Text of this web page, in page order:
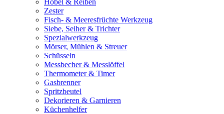
Hobel & Reiben
Zester
Fisch- & Meeresfrüchte Werkzeug
Siebe, Seiher & Trichter
Spezialwerkzeug
Mörser, Mühlen & Streuer
Schüsseln
Messbecher & Messlöffel
Thermometer & Timer
Gasbrenner
Spritzbeutel
Dekorieren & Garnieren
Küchenhelfer